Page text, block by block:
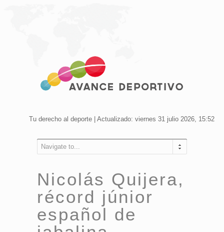
Tu derecho al deporte | Actualizado: viernes 31 julio 2026, 15:52
Navigate to...
Nicolás Quijera,
récord júnior
español de